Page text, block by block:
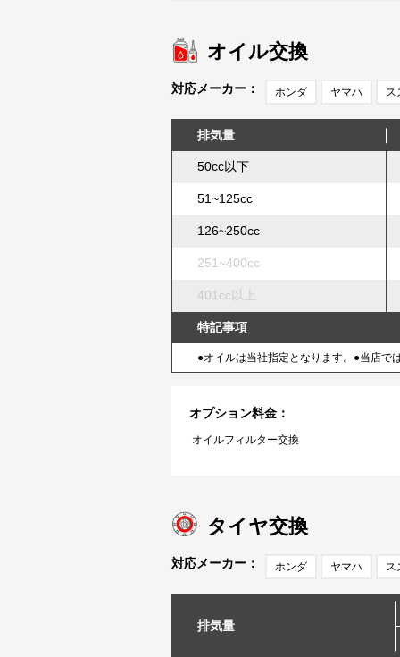
オイル交換
対応メーカー： ホンダ ヤマハ ス
排気量
50cc以下
51~125cc
126~250cc
251~400cc
401cc以上
特記事項
●オイルは当社指定となります。●当店で
オプション料金：
オイルフィルター交換
タイヤ交換
対応メーカー： ホンダ ヤマハ ス
排気量